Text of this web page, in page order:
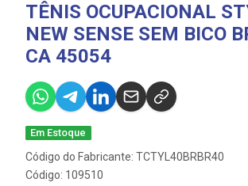
TÊNIS OCUPACIONAL
NEW SENSE SEM BICO
CA 45054
Em Estoque
Código do Fabricante: TCTYL40BRBR40
Código: 109510